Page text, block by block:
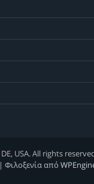
USA. All rights
από